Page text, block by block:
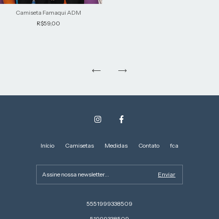
Camiseta Famaqui ADM
R$59,00
Início Camisetas Medidas Contato fca
5551999338509